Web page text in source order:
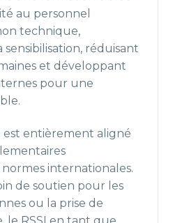
au personnel
technique,
réduisant
et développant
pour une
est entièrement aligné
internationales.
de soutien pour les
ou la prise de